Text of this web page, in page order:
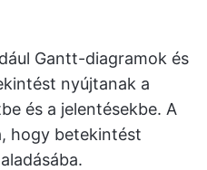
Gantt-diagramok és
nyújtanak a
és a jelentésekbe. A
hogy betekintést